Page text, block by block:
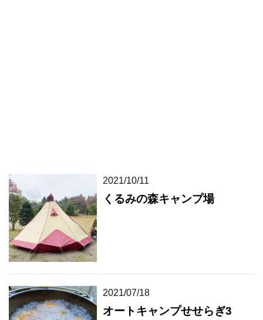
2021/10/11
くるみの森キャンプ場
2021/07/18
オートキャンプせせらぎ3